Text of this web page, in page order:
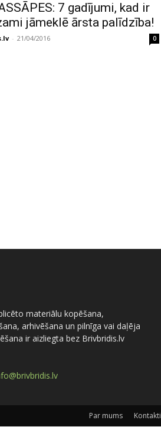
7 gadījumi, kad ir
jāmeklē ārsta palīdzība!
- 21/04/2016 0
materiālu kopēšana,
arhivēšana un pilnīga vai daļēja
ir aizliegta bez Brivbridis.lv
Par mums Kontakti